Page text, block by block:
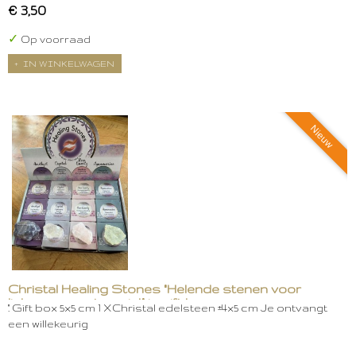
€ 3,50
✓ Op voorraad
IN WINKELWAGEN
Nieuw
Christal Healing Stones "Helende stenen voor
lichaam, geest en ziel." in gift box
." Gift box 5x5 cm 1 XChristal edelsteen ±4x5 cm Je ontvangt
een willekeurig